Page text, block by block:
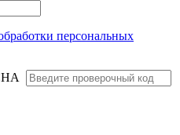
персональных